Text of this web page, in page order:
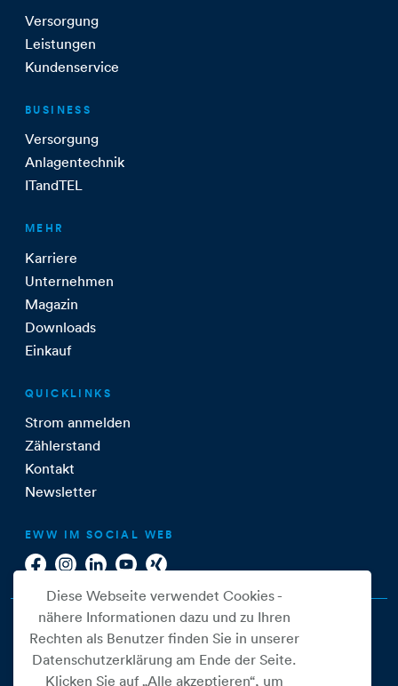
Versorgung
Leistungen
Kundenservice
BUSINESS
Versorgung
Anlagentechnik
ITandTEL
MEHR
Karriere
Unternehmen
Magazin
Downloads
Einkauf
QUICKLINKS
Strom anmelden
Zählerstand
Kontakt
Newsletter
EWW IM SOCIAL WEB
Diese Webseite verwendet Cookies -
nähere Informationen dazu und zu Ihren
Rechten als Benutzer finden Sie in unserer
Datenschutzerklärung am Ende der Seite.
Klicken Sie auf „Alle akzeptieren“, um